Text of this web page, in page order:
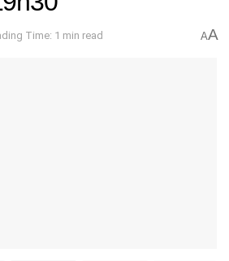
Time: 1 min read AA